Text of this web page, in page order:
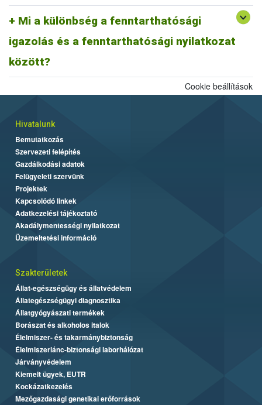
Mi a különbség a fenntarthatósági
igazolás és a fenntarthatósági nyilatkozat
között?
A fentiek alapján fenntarthatósági nyilatkozatnak minősül a
biomassza igazolás is, ahogyan egy ISCC farm nyilatkozat is,
más tagállami fenntarthatósági rendszer szerinti fenntarthatósági
dokumentum is.
Cookie beállítások
Hivatalunk
Bemutatkozás
Szervezeti felépítés
Gazdálkodási adatok
Felügyeleti szervünk
Projektek
Kapcsolódó linkek
Adatkezelési tájékoztató
Akadálymentességi nyilatkozat
Üzemeltetési információ
Szakterületek
Állat-egészségügy és állatvédelem
Állategészségügyi diagnosztika
Állatgyógyászati termékek
Borászat és alkoholos italok
Élelmiszer- és takarmánybiztonság
Élelmiszerlánc-biztonsági laborhálózat
Járványvédelem
Kiemelt ügyek, EUTR
Kockázatkezelés
Mezőgazdasági genetikai erőforrások